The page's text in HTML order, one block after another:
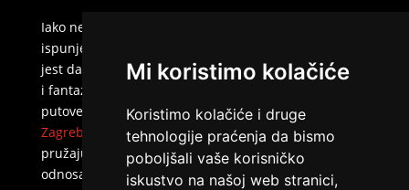
Mi koristimo kolačiće
Koristimo kolačiće i druge
tehnologije praćenja da bismo
poboljšali vaše korisničko
iskustvo na našoj web stranici,
Iako ne postoji univerzalni recept za sretan i
ispunjen partnerski život, ono što se iznova spominje
jest da su korisnici koji su otkrili svoje skrivene snove
i fantazije putem telefonske linije često našli nove
putove ka unaprjeđenju svojih intimnih veza.
Zagreb služi kao most koji spaja maštu s realnošću,
pružajući nemjerljiv doprinos kvaliteti međuljudskih
odnosa.